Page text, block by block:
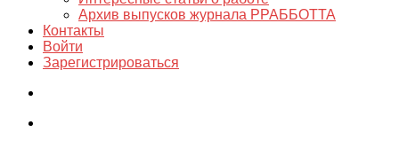
Архив выпусков журнала РРАББОТТА
Контакты
Войти
Зарегистрироваться